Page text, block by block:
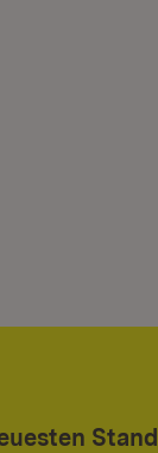
Stand